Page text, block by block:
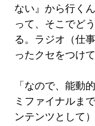
ない』から行く
って、そこでど
る。ラジオ（仕
ったクセをつけ
「なので、能動
ミファイナルま
ンテンツとして